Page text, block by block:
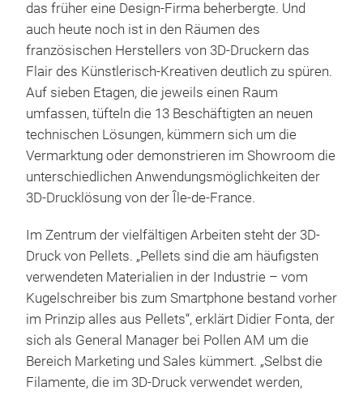
das früher eine Design-Firma beherbergte. Und
auch heute noch ist in den Räumen des
französischen Herstellers von 3D-Druckern das
Flair des Künstlerisch-Kreativen deutlich zu spüren.
Auf sieben Etagen, die jeweils einen Raum
umfassen, tüfteln die 13 Beschäftigten an neuen
technischen Lösungen, kümmern sich um die
Vermarktung oder demonstrieren im Showroom die
unterschiedlichen Anwendungsmöglichkeiten der
3D-Drucklösung von der Île-de-France.
Im Zentrum der vielfältigen Arbeiten steht der 3D-
Druck von Pellets. „Pellets sind die am häufigsten
verwendeten Materialien in der Industrie – vom
Kugelschreiber bis zum Smartphone bestand vorher
im Prinzip alles aus Pellets“, erklärt Didier Fonta, der
sich als General Manager bei Pollen AM um die
Bereich Marketing und Sales kümmert. „Selbst die
Filamente, die im 3D-Druck verwendet werden,